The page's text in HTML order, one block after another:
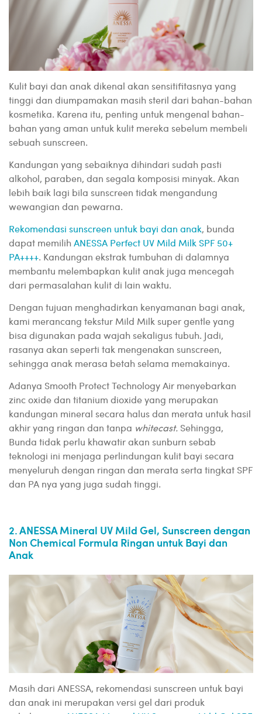
Kulit bayi dan anak dikenal akan sensitifitasnya yang
tinggi dan diumpamakan masih steril dari bahan-bahan
kosmetika. Karena itu, penting untuk mengenal bahan-
bahan yang aman untuk kulit mereka sebelum membeli
sebuah sunscreen.
Kandungan yang sebaiknya dihindari sudah pasti
alkohol, paraben, dan segala komposisi minyak. Akan
lebih baik lagi bila sunscreen tidak mengandung
wewangian dan pewarna.
Rekomendasi sunscreen untuk bayi dan anak, bunda
dapat memilih ANESSA Perfect UV Mild Milk SPF 50+
PA++++. Kandungan ekstrak tumbuhan di dalamnya
membantu melembapkan kulit anak juga mencegah
dari permasalahan kulit di lain waktu.
Dengan tujuan menghadirkan kenyamanan bagi anak,
kami merancang tekstur Mild Milk super gentle yang
bisa digunakan pada wajah sekaligus tubuh. Jadi,
rasanya akan seperti tak mengenakan sunscreen,
sehingga anak merasa betah selama memakainya.
Adanya Smooth Protect Technology Air menyebarkan
zinc oxide dan titanium dioxide yang merupakan
kandungan mineral secara halus dan merata untuk hasil
akhir yang ringan dan tanpa whitecast. Sehingga,
Bunda tidak perlu khawatir akan sunburn sebab
teknologi ini menjaga perlindungan kulit bayi secara
menyeluruh dengan ringan dan merata serta tingkat SPF
dan PA nya yang juga sudah tinggi.
2. ANESSA Mineral UV Mild Gel, Sunscreen dengan
Non Chemical Formula Ringan untuk Bayi dan
Anak
Masih dari ANESSA, rekomendasi sunscreen untuk bayi
dan anak ini merupakan versi gel dari produk